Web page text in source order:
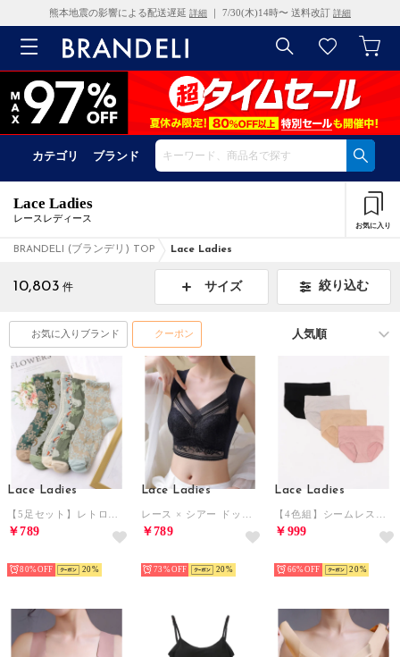
熊本地震の影響による配送遅延 詳細 ｜ 7/30(木)14時〜 送料改訂 詳細
カテゴリ ブランド
Lace Ladies
レースレディース
お気に入り
BRANDELI (ブランデリ) TOP Lace Ladies
10,803 件 サイズ 絞り込む
お気に入りブランド クーポン
Lace Ladies
￥789
80% 20
Lace Ladies
￥789
73% 20
Lace Ladies
￥999
66% 20